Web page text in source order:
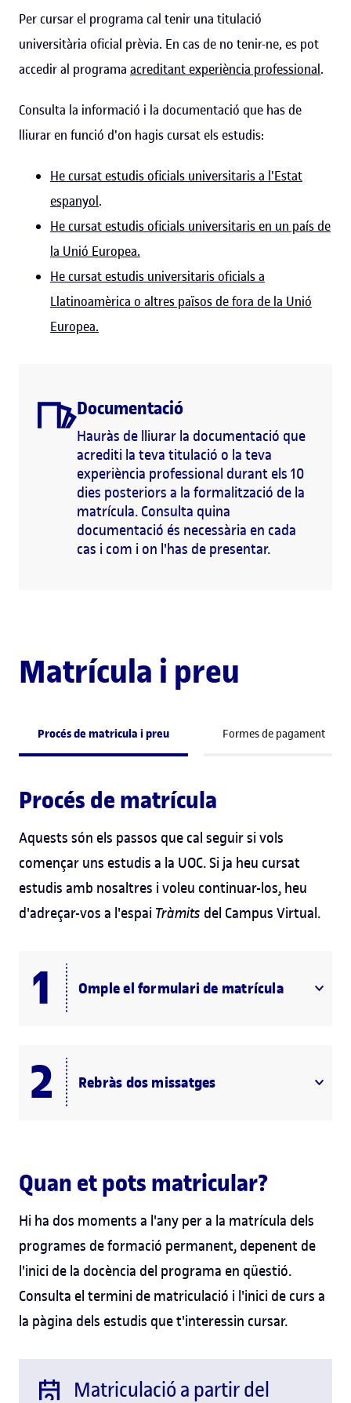
Per cursar el programa cal tenir una titulació
universitària oficial prèvia. En cas de no tenir-ne, es pot
accedir al programa acreditant experiència professional.
Consulta la informació i la documentació que has de
lliurar en funció d'on hagis cursat els estudis:
He cursat estudis oficials universitaris a l'Estat
espanyol.
He cursat estudis oficials universitaris en un país de
la Unió Europea.
He cursat estudis universitaris oficials a
Llatinoamèrica o altres països de fora de la Unió
Europea.
Documentació
Hauràs de lliurar la documentació que
acrediti la teva titulació o la teva
experiència professional durant els 10
dies posteriors a la formalització de la
matrícula. Consulta quina
documentació és necessària en cada
cas i com i on l'has de presentar.
Matrícula i preu
Procés de matricula i preu Formes de pagament
Procés de matrícula
Aquests són els passos que cal seguir si vols
començar uns estudis a la UOC. Si ja heu cursat
estudis amb nosaltres i voleu continuar-los, heu
d'adreçar-vos a l'espai Tràmits del Campus Virtual.
Omple el formulari de matrícula
Rebràs dos missatges
Quan et pots matricular?
Hi ha dos moments a l'any per a la matrícula dels
programes de formació permanent, depenent de
l'inici de la docència del programa en qüestió.
Consulta el termini de matriculació i l'inici de curs a
la pàgina dels estudis que t'interessin cursar.
Matriculació a partir del